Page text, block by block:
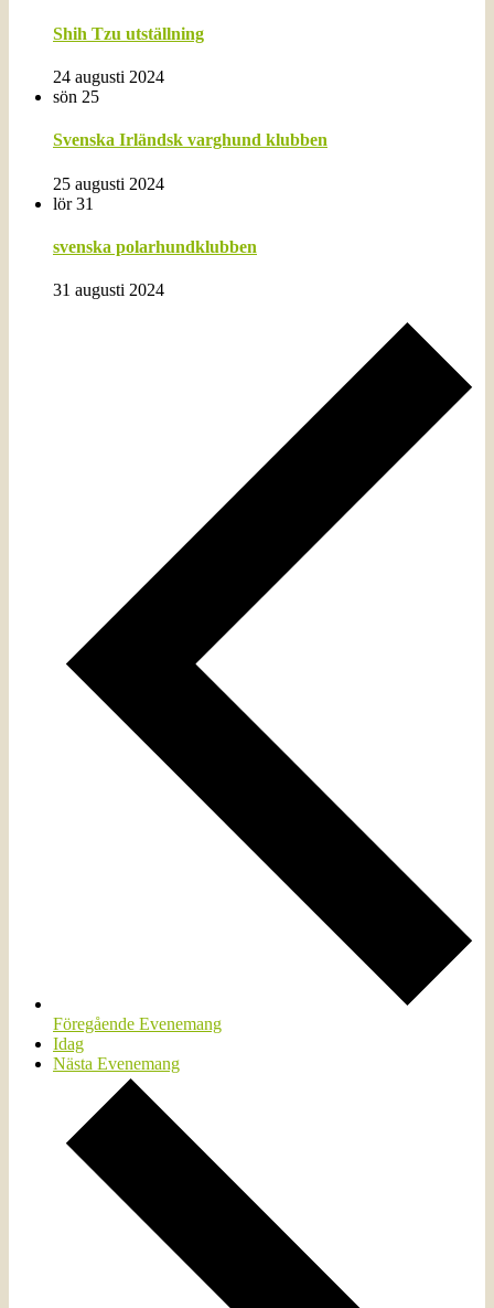
Shih Tzu utställning
24 augusti 2024
sön 25
Svenska Irländsk varghund klubben
25 augusti 2024
lör31
svenska polarhundklubben
31 augusti 2024
Föregående Evenemang
Idag
Nästa Evenemang